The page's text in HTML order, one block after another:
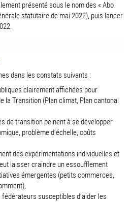
présenté sous le nom des « Abo
statutaire de mai 2022), puis lancer
dans les constats suivants :
clairement affichées pour
la Transition (Plan climat, Plan cantonal
de transition peinent à se développer
problème d’échelle, coûts
des expérimentations individuelles et
laisser craindre un essoufflement
émergentes (petits commerces,
susceptibles d’aider les